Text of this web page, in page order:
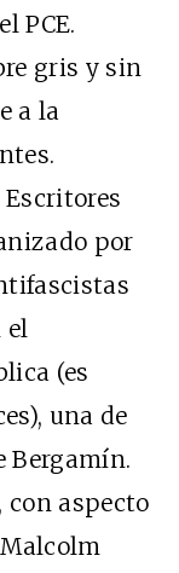
PCE.
gris y sin
a la
por
el
(es
una de
Bergamín.
con aspecto